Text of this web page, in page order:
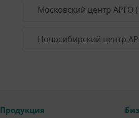
Московский центр АРГО
Новосибирский центр
Продукция